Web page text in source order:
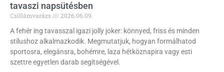
tavaszi napsütésben
Csillámvarázs
2026.06.09.
A fehér ing tavasszal igazi jolly joker: könnyed, friss és minden
stílushoz alkalmazkodik. Megmutatjuk, hogyan formálhatod
sportosra, elegánsra, bohémre, laza hétköznapira vagy esti
szettre egyetlen darab segítségével.